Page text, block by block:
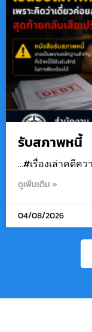
รับสภาพหนี้
…#เรื่องเล่าคดีค
ดูเพิ่มเติม »
04/08/2026